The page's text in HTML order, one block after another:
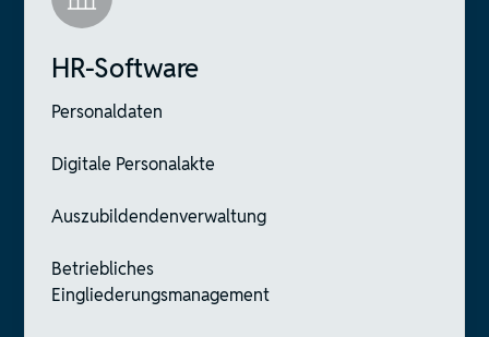
HR-Software
Personaldaten
Digitale Personalakte
Auszubildendenverwaltung
Betriebliches
Eingliederungsmanagement